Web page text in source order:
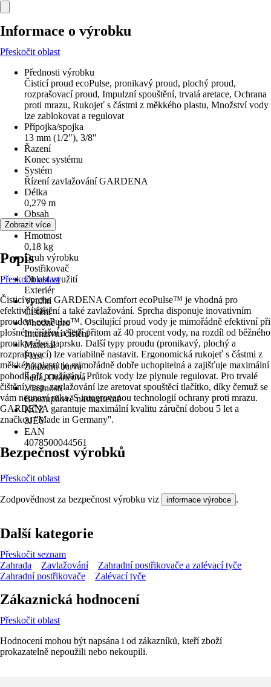
Informace o výrobku
Přeskočit oblast
Přednosti výrobku
Čisticí proud ecoPulse, pronikavý proud, plochý proud,
rozprašovací proud, Impulzní spouštění, trvalá aretace, Ochrana
proti mrazu, Rukojeť s částmi z měkkého plastu, Množství vody
lze zablokovat a regulovat
Přípojka/spojka
13 mm (1/2"), 3/8"
Řazení
Konec systému
Systém
Řízení zavlažování GARDENA
Délka
0,279 m
Obsah
1 Kus
Hmotnost
0,18 kg
Druh výrobku
Postřikovač
Oblast využití
Exteriér
Využití
Čištění
Vhodné pro
Intenzivní čištění
Materiál
Plast
Základní barva
Šedá, Oranžová
Vlastnosti
Bezstupňově nastavitelné
KČZ
3JE6
EAN
4078500044561
Zobrazit více
Popis
Přeskočit oblast
Čisticí sprcha GARDENA Comfort ecoPulse™ je vhodná pro
efektivní čištění a také zavlažování. Sprcha disponuje inovativním
proudem ecoPulse™. Oscilující proud vody je mimořádně efektivní při
plošném čištění a šetří přitom až 40 procent vody, na rozdíl od běžného
pronikavého paprsku. Další typy proudu (pronikavý, plochý a
rozprašovací) lze variabilně nastavit. Ergonomická rukojeť s částmi z
měkkého plastu je mimořádně dobře uchopitelná a zajišťuje maximální
pohodlí při používání. Průtok vody lze plynule regulovat. Pro trvalé
čištění, resp. zavlažování lze aretovat spouštěcí tlačítko, díky čemuž se
vám neunaví ruka. S integrovanou technologií ochrany proti mrazu.
GARDENA garantuje maximální kvalitu záruční dobou 5 let a
značkou ''Made in Germany''.
Bezpečnost výrobků
Přeskočit oblast
Zodpovědnost za bezpečnost výrobku viz informace výrobce .
Další kategorie
Přeskočit seznam
Zahrada
Zavlažování
Zahradní postřikovače a zalévací tyče
Zahradní postřikovače
Zalévací tyče
Zákaznická hodnocení
Přeskočit oblast
Hodnocení mohou být napsána i od zákazníků, kteří zboží
prokazatelně nepoužili nebo nekoupili.